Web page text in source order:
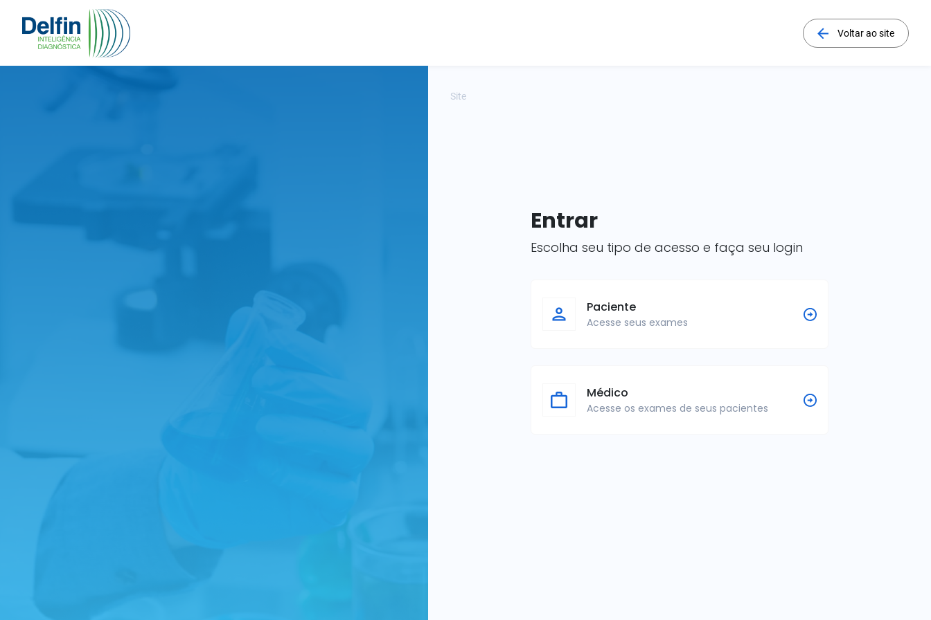
Voltar ao site
Site
Entrar
Escolha seu tipo de acesso e faça seu login
Paciente
Acesse seus exames
Médico
Acesse os exames de seus pacientes